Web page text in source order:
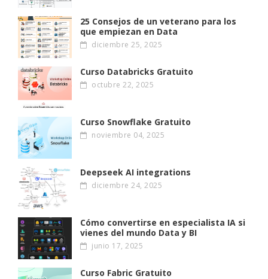
25 Consejos de un veterano para los
que empiezan en Data
diciembre 25, 2025
Curso Databricks Gratuito
octubre 22, 2025
Curso Snowflake Gratuito
noviembre 04, 2025
Deepseek AI integrations
diciembre 24, 2025
Cómo convertirse en especialista IA si
vienes del mundo Data y BI
junio 17, 2025
Curso Fabric Gratuito